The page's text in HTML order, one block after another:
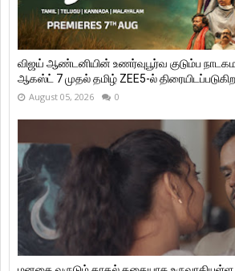
விஜய் ஆண்டனியின் உணர்வுபூர்வ குடும்ப
ஆகஸ்ட் 7 முதல் தமிழ் ZEE5-ல்
August 05, 2026 0